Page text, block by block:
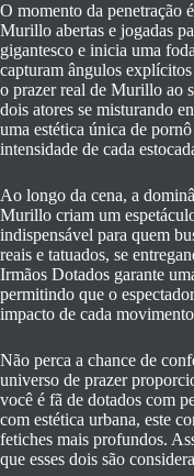
O momento da penetração
Murillo abertas e jogadas
gigantesco e inicia uma
capturam ângulos
o prazer real de Murillo ao
dois atores se misturando
uma estética única de
intensidade de cada
Ao longo da cena, a
Murillo criam um
indispensável para quem
reais e tatuados, se
Irmãos Dotados garante
permitindo que o
impacto de cada
Não perca a chance de
universo de prazer
você é fã de dotados com
com estética urbana, este
fetiches mais profundos.
que esses dois são